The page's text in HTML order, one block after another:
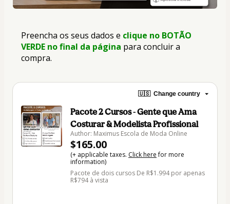
Preencha os seus dados e clique no BOTÃO
VERDE no final da página para concluir a
compra.
🇺🇸 Change country
Pacote 2 Cursos - Gente que Ama
Costurar & Modelista Profissional
Author: Maximus Escola de Moda Online
$165.00
(+ applicable taxes. Click herefor more
information)
Pacote de dois cursos De R$1.994 por apenas
R$794 à vista